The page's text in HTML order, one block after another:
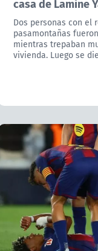
casa de Lamine
Dos personas con el
pasamontañas
mientras trepaban
vivienda. Luego se